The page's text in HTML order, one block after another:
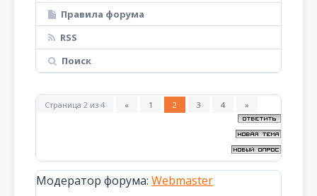
Правила форума
RSS
Поиск
Страница 2 из 4 « 1 2 3 4 »
Модератор форума: Webmaster